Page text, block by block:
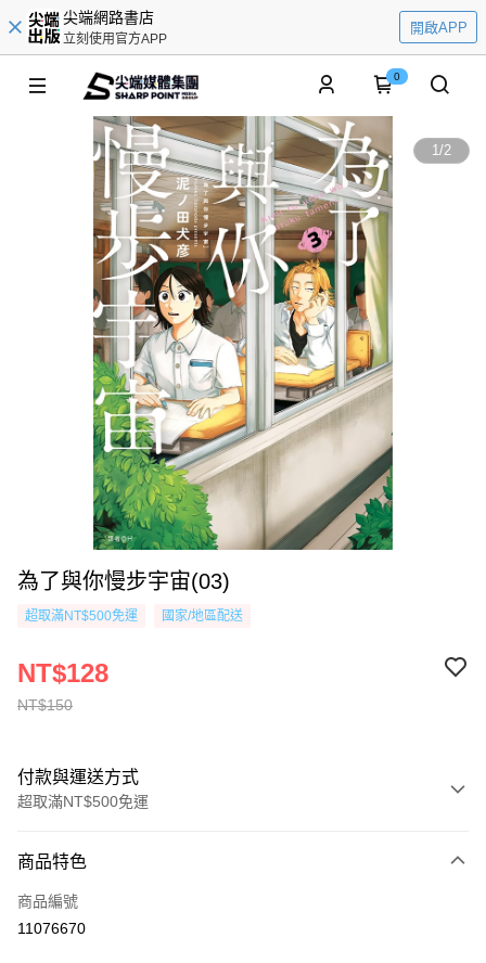
尖端網路書店
立刻使用官方APP
開啟APP
0
1/2
為了與你慢步宇宙(03)
超取滿NT$500免運 國家/地區配送
NT$150
NT$128
付款與運送方式
超取滿NT$500免運
信用卡一次付款
超商取貨付款
商品特色
商品編號
11076670